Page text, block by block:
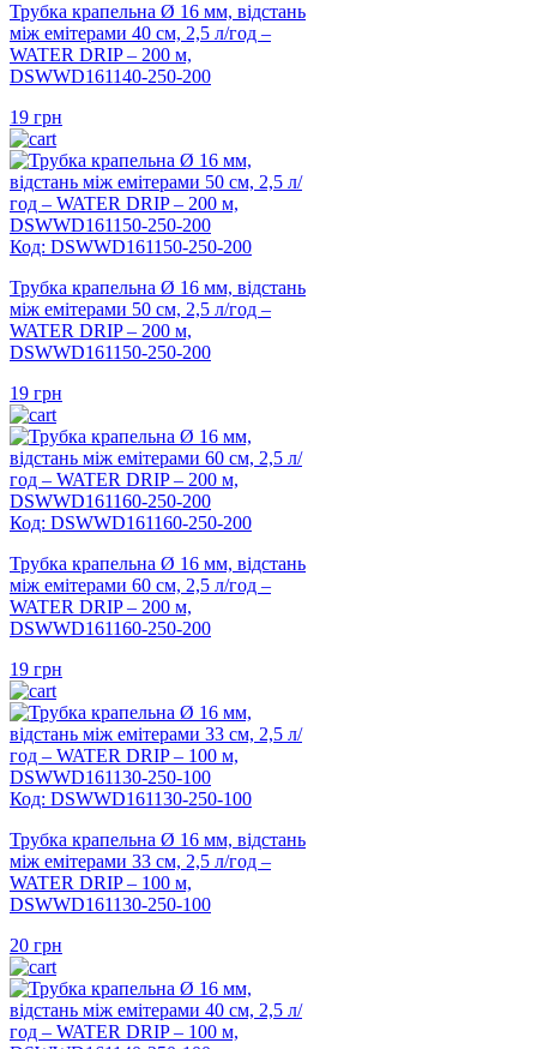
Трубка крапельна Ø 16 мм, відстань
між емітерами 40 см, 2,5 л/год –
WATER DRIP – 200 м,
DSWWD161140-250-200
19 грн
Код: DSWWD161150-250-200
Трубка крапельна Ø 16 мм, відстань
між емітерами 50 см, 2,5 л/год –
WATER DRIP – 200 м,
DSWWD161150-250-200
19 грн
Код: DSWWD161160-250-200
Трубка крапельна Ø 16 мм, відстань
між емітерами 60 см, 2,5 л/год –
WATER DRIP – 200 м,
DSWWD161160-250-200
19 грн
Код: DSWWD161130-250-100
Трубка крапельна Ø 16 мм, відстань
між емітерами 33 см, 2,5 л/год –
WATER DRIP – 100 м,
DSWWD161130-250-100
20 грн